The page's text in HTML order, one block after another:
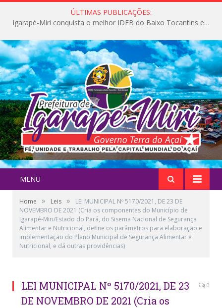
ÚLTIMAS PUBLICAÇÕES:
Igarapé-Miri conquista o melhor IDEB do Baixo Tocantins e avança na qualidade da educação pública
MENU
Home » Leis »
LEI MUNICIPAL Nº 5170/2021, DE 23 DE
NOVEMBRO DE 2021 (Cria os componentes do Município de
Igarapé-Miri/Estado do Pará, do Sisema Nacional de Segurança
Alimentar e Nutricional, define os parâmetros para elaboração e
implementação do Plano Municipal de Segurança Alimentar e
Nutricional, e dá outras providências)
LEI MUNICIPAL Nº 5170/2021, DE 23
DE NOVEMBRO DE 2021 (Cria os
0